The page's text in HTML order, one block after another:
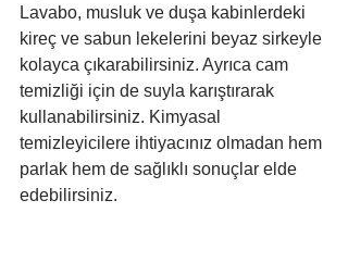
Lavabo, musluk ve duşa kabinlerdeki
kireç ve sabun lekelerini beyaz sirkeyle
kolayca çıkarabilirsiniz. Ayrıca cam
temizliği için de suyla karıştırarak
kullanabilirsiniz. Kimyasal
temizleyicilere ihtiyacınız olmadan hem
parlak hem de sağlıklı sonuçlar elde
edebilirsiniz.